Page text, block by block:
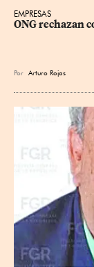
EMPRESAS
ONG rechazan
Por Arturo Rojas